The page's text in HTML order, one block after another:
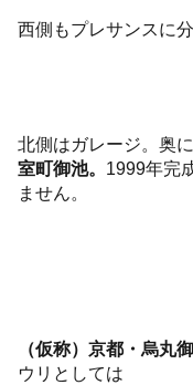
西側もプレサンスに
北側はガレージ。奥
室町御池。 1999年完
ません。
（仮称）京都・烏丸
ウリとしては